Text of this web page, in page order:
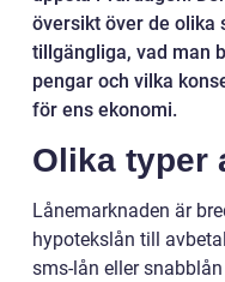
översikt över de olika
tillgängliga, vad man
pengar och vilka
för ens ekonomi.
Olika typer
Lånemarknaden är
hypotekslån till
sms-lån eller